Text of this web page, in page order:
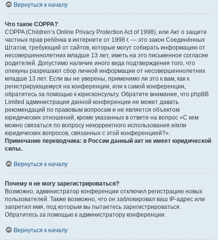
Вернуться к началу
Что такое COPPA?
COPPA (Children’s Online Privacy Protection Act of 1998), или Акт о защите
частных прав ребёнка в интернете от 1998 г. — это закон Соединённых
Штатов, требующий от сайтов, которые могут собирать информацию от
несовершеннолетних младше 13 лет, иметь на это письменное согласие
родителей. Допустимо наличие иного вида подтверждения того, что
опекуны разрешают сбор личной информации от несовершеннолетних
младше 13 лет. Если вы не уверены, применимо ли это к вам, как к
регистрирующемуся на конференции, или к самой конференции,
обратитесь за помощью к юрисконсульту. Обратите внимание, что phpBB
Limited администрация данной конференции не может давать
рекомендаций по правовым вопросам и не является объектом
юридических отношений, кроме указанных в ответе на вопрос «С кем
можно связаться по вопросу некорректного использования и/или
юридических вопросов, связанных с этой конференцией?».
Примечание переводчика: в России данный акт не имеет юридической
силы..
Вернуться к началу
Почему я не могу зарегистрироваться?
Возможно, администратор конференции отключил регистрацию новых
пользователей. Также возможно, что он заблокировал ваш IP-адрес или
запретил имя, под которым вы пытаетесь зарегистрироваться.
Обратитесь за помощью к администратору конференции.
Вернуться к началу